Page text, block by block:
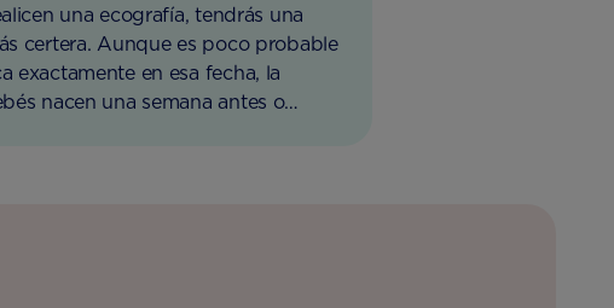
una ecografía, tendrás una
certera. Aunque es poco probable
exactamente en esa fecha, la
nacen una semana antes o